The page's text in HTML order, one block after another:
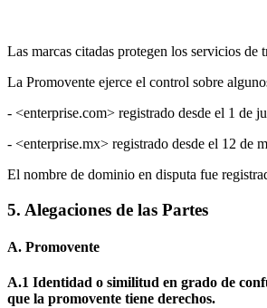
Las marcas citadas protegen los servicios
La Promovente ejerce el control sobre
- <enterprise.com> registrado desde el 1 de
- <enterprise.mx> registrado desde el 12 de
El nombre de dominio en disputa fue
5. Alegaciones de las Partes
A. Promovente
A.1 Identidad o similitud en grado de
que la promovente tiene derechos.